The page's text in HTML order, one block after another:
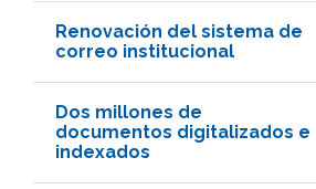
Renovación del sistema de
correo institucional
Dos millones de
documentos digitalizados e
indexados